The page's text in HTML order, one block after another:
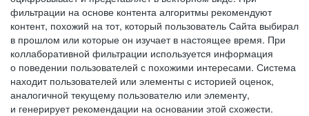
фильтрации на основе контента алгоритмы рекомендуют
контент, похожий на тот, который пользователь Сайта выбирал
в прошлом или которые он изучает в настоящее время. При
коллаборативной фильтрации используется информация
о поведении пользователей с похожими интересами. Система
находит пользователей или элементы с историей оценок,
аналогичной текущему пользователю или элементу,
и генерирует рекомендации на основании этой схожести.